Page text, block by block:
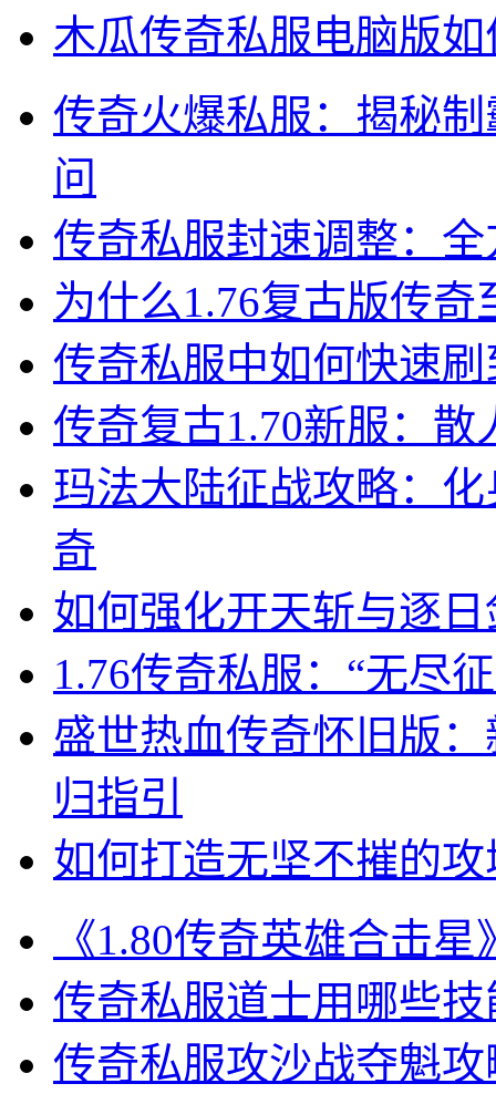
木瓜传奇私服电脑版
传奇火爆私服：揭秘
问
传奇私服封速调整：
为什么1.76复古版传
传奇私服中如何快速
传奇复古1.70新服：散
玛法大陆征战攻略：
奇
如何强化开天斩与逐
1.76传奇私服：“无尽
盛世热血传奇怀旧版
归指引
如何打造无坚不摧的
《1.80传奇英雄合击
传奇私服道士用哪些
传奇私服攻沙战夺魁